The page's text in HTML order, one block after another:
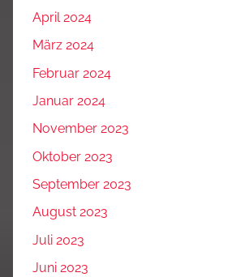
April 2024
März 2024
Februar 2024
Januar 2024
November 2023
Oktober 2023
September 2023
August 2023
Juli 2023
Juni 2023